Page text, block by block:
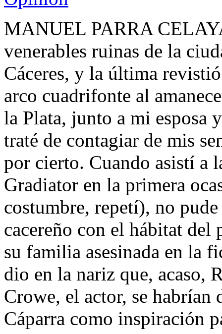
MANUEL PARRA
venerables ruinas de la
Cáceres, y la última
arco cuadrifonte al
la Plata, junto a mi esposa
traté de contagiar de mis
por cierto. Cuando asistí a
Gradiator en la primera
costumbre, repetí), no
cacereño con el hábitat
su familia asesinada en la
dio en la nariz que, acaso,
Crowe, el actor, se habrían
Cáparra como inspiración